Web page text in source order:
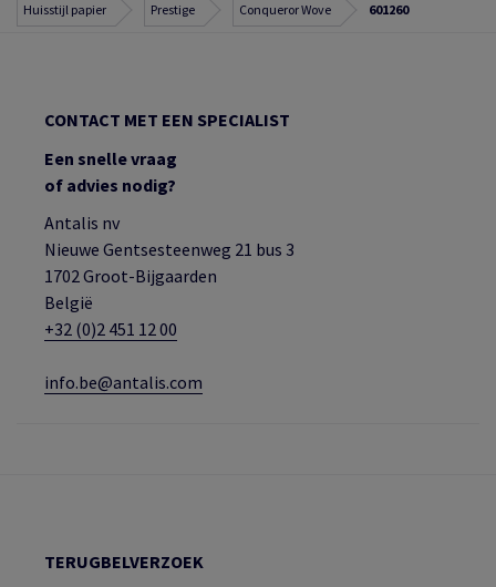
Huisstijl papier Prestige Conqueror Wove 601260
CONTACT MET EEN SPECIALIST
Een snelle vraag
of advies nodig?
Antalis nv
Nieuwe Gentsesteenweg 21 bus 3
1702 Groot-Bijgaarden
België
+32 (0)2 451 12 00
info.be@antalis.com
TERUGBELVERZOEK